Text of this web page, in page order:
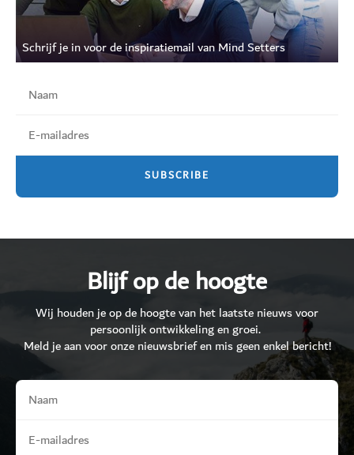
Schrijf je in voor de inspiratiemail van Mind Setters
Blijf op de hoogte
Wij houden je op de hoogte van het laatste nieuws voor
persoonlijk ontwikkeling en groei.
Meld je aan voor onze nieuwsbrief en mis geen enkel bericht!